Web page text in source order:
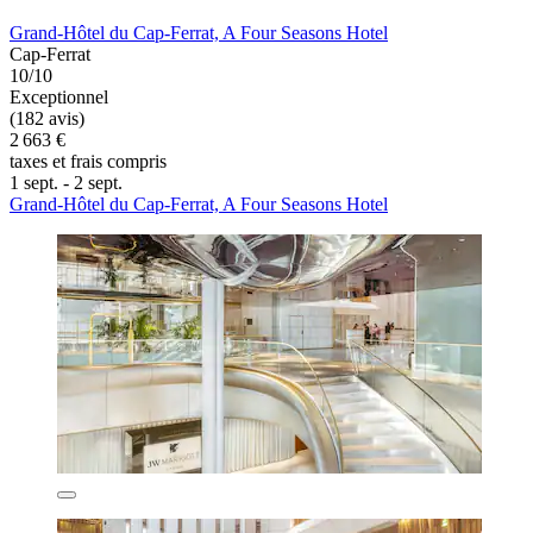
Grand-Hôtel du Cap-Ferrat, A Four Seasons Hotel
Cap-Ferrat
10/10
Exceptionnel
(182 avis)
2 663 €
taxes et frais compris
1 sept. - 2 sept.
Grand-Hôtel du Cap-Ferrat, A Four Seasons Hotel